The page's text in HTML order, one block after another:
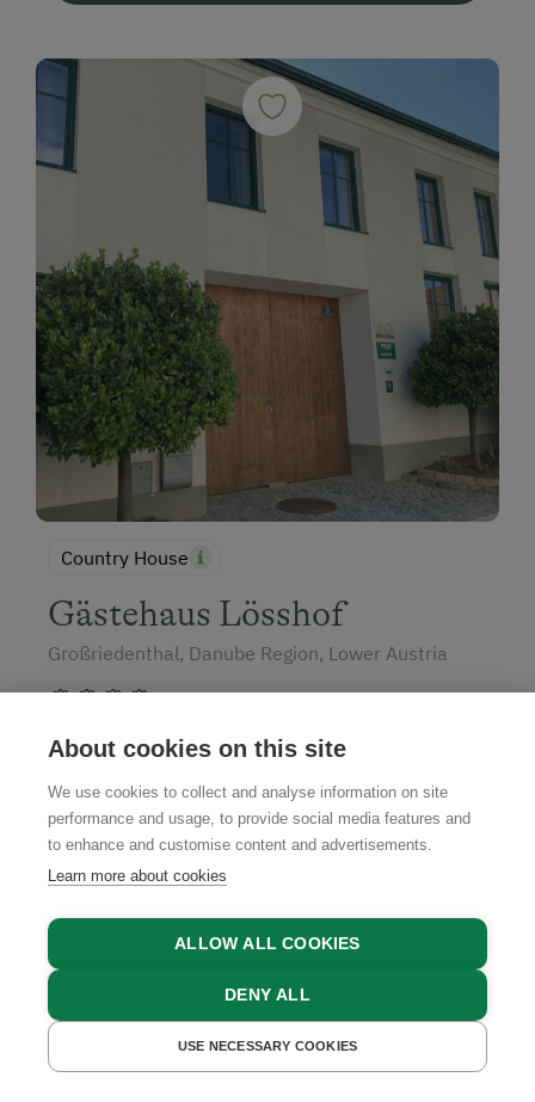
Country House
Gästehaus Lösshof
Großriedenthal, Danube Region, Lower Austria
GET A QUOTE
GET A QUOTE BOOK NOW
About cookies on this site
We use cookies to collect and analyse information on site
performance and usage, to provide social media features and
to enhance and customise content and advertisements.
Learn more about cookies
ALLOW ALL COOKIES
DENY ALL
USE NECESSARY COOKIES